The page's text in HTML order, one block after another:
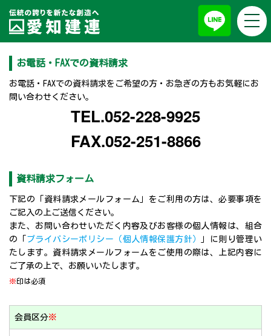
お電話・FAXでの資料請求
お電話・FAXでの資料請求をご希望の方・お急ぎの方もお気軽にお
問い合わせください。
TEL.052-228-9925
FAX.052-251-8866
資料請求フォーム
下記の「資料請求メールフォーム」をご利用の方は、必要事項を
ご記入の上ご送信ください。
また、お問い合わせいただく内容及びお客様の個人情報は、組合
の「 プライバシーポリシー（個人情報保護方針）
」に則り管理い
たします。資料請求メールフォームをご使用の際は、上記内容に
ご了承の上で、お願いいたします。
※印は必須
会員区分※